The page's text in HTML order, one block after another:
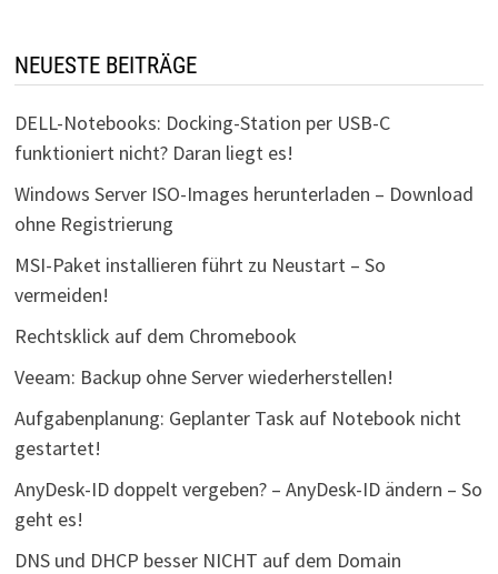
NEUESTE BEITRÄGE
DELL-Notebooks: Docking-Station per USB-C
funktioniert nicht? Daran liegt es!
Windows Server ISO-Images herunterladen – Download
ohne Registrierung
MSI-Paket installieren führt zu Neustart – So
vermeiden!
Rechtsklick auf dem Chromebook
Veeam: Backup ohne Server wiederherstellen!
Aufgabenplanung: Geplanter Task auf Notebook nicht
gestartet!
AnyDesk-ID doppelt vergeben? – AnyDesk-ID ändern – So
geht es!
DNS und DHCP besser NICHT auf dem Domain